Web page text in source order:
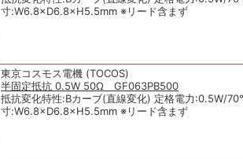
寸:W6.8×D6.8×H5.5mm ※リード含まず
東京コスモス電機 (TOCOS)
半固定抵抗 0.5W 50Ω GF063PB500
抵抗変化特性:Bカーブ(直線変化) 定格電力:0.5W/
寸:W6.8×D6.8×H5.5mm ※リード含まず